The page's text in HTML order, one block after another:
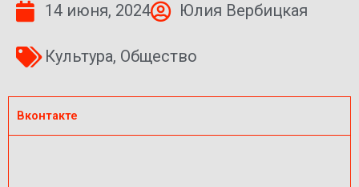
14 июня, 2024 Юлия Вербицкая
Культура, Общество
Вконтакте